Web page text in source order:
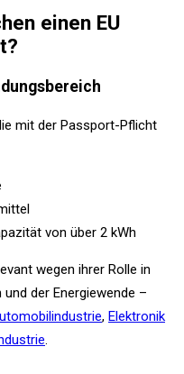
einen EU
mit der Passport-Pflicht
von über 2 kWh
wegen ihrer Rolle in
der Energiewende –
, Elektronik
.